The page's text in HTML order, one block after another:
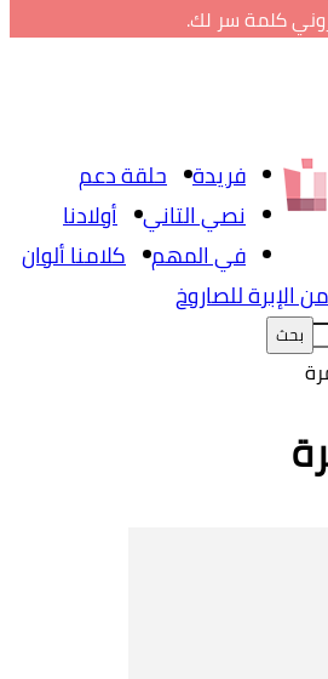
كلمة سر لك.
فريدة
حلقة دعم
نصي التاني
أولادنا
في المهم
كلامنا ألوان
من الإبرة للصاروخ